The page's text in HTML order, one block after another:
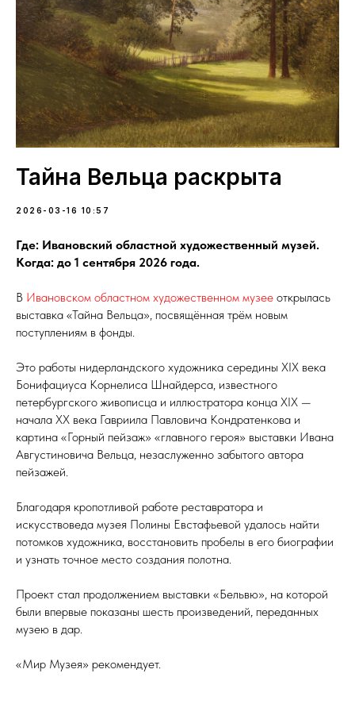
Тайна Вельца раскрыта
2026-03-16 10:57
Где: Ивановский областной художественный музей.
Когда: до 1 сентября 2026 года.
В Ивановском областном художественном музее открылась
выставка «Тайна Вельца», посвящённая трём новым
поступлениям в фонды.
Это работы нидерландского художника середины XIX века
Бонифациуса Корнелиса Шнайдерса, известного
петербургского живописца и иллюстратора конца XIX —
начала XX века Гавриила Павловича Кондратенкова и
картина «Горный пейзаж» «главного героя» выставки Ивана
Августиновича Вельца, незаслуженно забытого автора
пейзажей.
Благодаря кропотливой работе реставратора и
искусствоведа музея Полины Евстафьевой удалось найти
потомков художника, восстановить пробелы в его биографии
и узнать точное место создания полотна.
Проект стал продолжением выставки «Бельвю», на которой
были впервые показаны шесть произведений, переданных
музею в дар.
«Мир Музея» рекомендует.